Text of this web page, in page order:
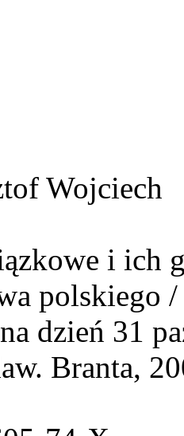
Wojciech
i ich
polskiego
dzień 31
Branta,